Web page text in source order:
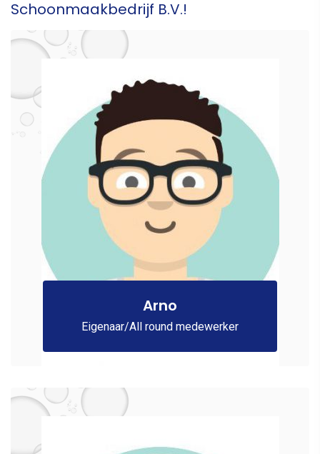
Schoonmaakbedrijf B.V.!
Arno
Eigenaar/All round medewerker